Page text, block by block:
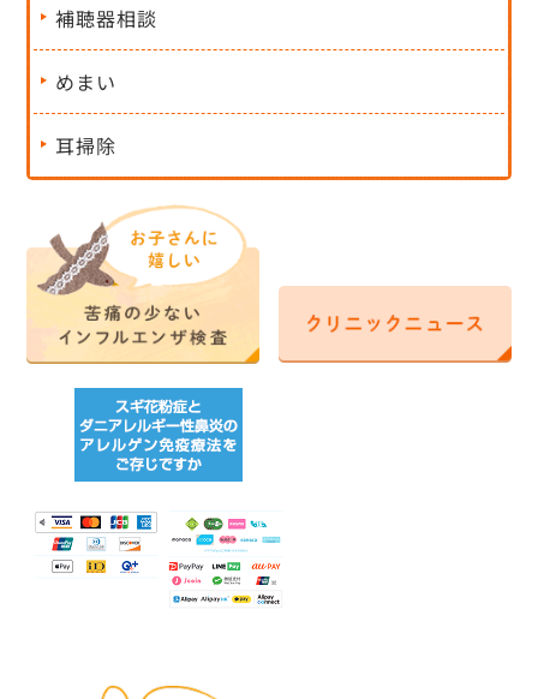
補聴器相談
めまい
耳掃除